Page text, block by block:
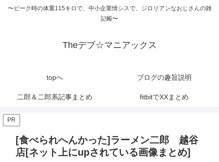
〜ピーク時の体重115キロで、中小企業情シスで、ジロリアンなおじさんの雑
記帳〜
Theデブ☆マニアックス
topへ ブログの趣旨説明
二郎＆二郎系記事まとめ fitbitでXXまとめ
PR
[食べられへんかった]ラーメン二郎 越谷
店[ネット上にupされている画像まとめ]